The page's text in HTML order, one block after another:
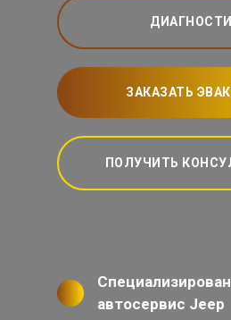
ЗАКАЗАТЬ
ПОЛУЧИТЬ
автосервис Jeep